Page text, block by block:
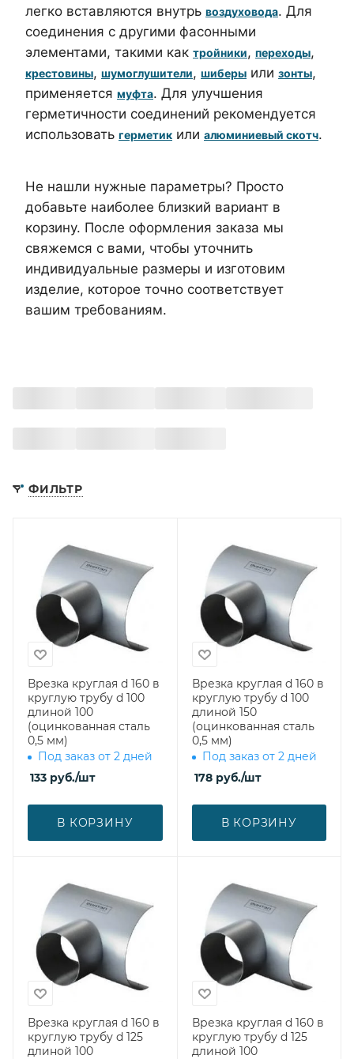
легко вставляются внутрь воздуховода. Для
соединения с другими фасонными
элементами, такими как тройники, переходы,
крестовины, шумоглушители, шиберы или зонты,
применяется муфта. Для улучшения
герметичности соединений рекомендуется
использовать герметик или алюминиевый скотч.
Не нашли нужные параметры? Просто
добавьте наиболее близкий вариант в
корзину. После оформления заказа мы
свяжемся с вами, чтобы уточнить
индивидуальные размеры и изготовим
изделие, которое точно соответствует
вашим требованиям.
ФИЛЬТР
Врезка круглая d 160 в
круглую трубу d 100
длиной 100
(оцинкованная сталь
0,5 мм)
Под заказ от 2 дней
133 руб./шт
В КОРЗИНУ
Врезка круглая d 160 в
круглую трубу d 100
длиной 150
(оцинкованная сталь
0,5 мм)
Под заказ от 2 дней
178руб./шт
В КОРЗИНУ
Врезка круглая d 160 в
круглую трубу d 125
длиной 100
Врезка круглая d 160 в
круглую трубу d 125
длиной 100